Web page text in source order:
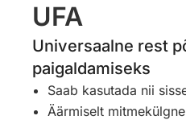
UFA
Universaalne rest
paigaldamiseks
Saab kasutada nii
Äärmiselt